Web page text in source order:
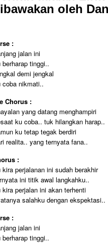
oleh
:
jalan ini
berharap tinggi..
demi jengkal
coba nikmati..
Chorus :
yang datang menghampiri
ku coba.. tuk hilangkan harap..
ku tetap tegak berdiri
realita.. yang ternyata fana..
:
kira perjalanan ini sudah berakhir
ini titik awal langkahku..
kira perjalan ini akan terhenti
salahku dengan ekspektasi..
:
jalan ini
berharap tinggi..